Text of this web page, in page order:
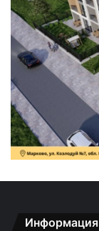
Информация